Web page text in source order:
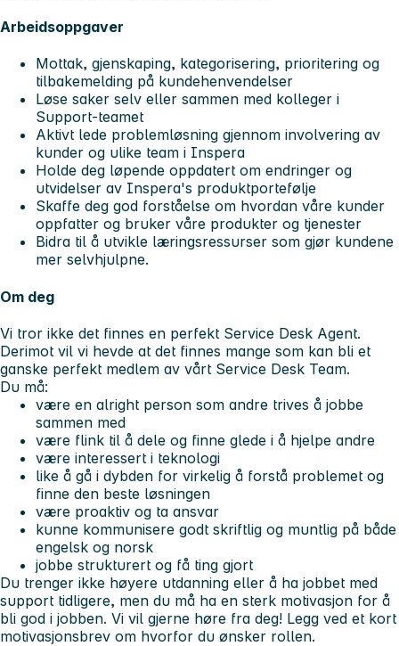
Arbeidsoppgaver
Mottak, gjenskaping, kategorisering, prioritering og
tilbakemelding på kundehenvendelser
Løse saker selv eller sammen med kolleger i
Support-teamet
Aktivt lede problemløsning gjennom involvering av
kunder og ulike team i Inspera
Holde deg løpende oppdatert om endringer og
utvidelser av Inspera's produktportefølje
Skaffe deg god forståelse om hvordan våre kunder
oppfatter og bruker våre produkter og tjenester
Bidra til å utvikle læringsressurser som gjør kundene
mer selvhjulpne.
Om deg
Vi tror ikke det finnes en perfekt Service Desk Agent.
Derimot vil vi hevde at det finnes mange som kan bli et
ganske perfekt medlem av vårt Service Desk Team.
Du må:
være en alright person som andre trives å jobbe
sammen med
være flink til å dele og finne glede i å hjelpe andre
være interessert i teknologi
like å gå i dybden for virkelig å forstå problemet og
finne den beste løsningen
være proaktiv og ta ansvar
kunne kommunisere godt skriftlig og muntlig på både
engelsk og norsk
jobbe strukturert og få ting gjort
Du trenger ikke høyere utdanning eller å ha jobbet med
support tidligere, men du må ha en sterk motivasjon for å
bli god i jobben. Vi vil gjerne høre fra deg! Legg ved et kort
motivasjonsbrev om hvorfor du ønsker rollen.